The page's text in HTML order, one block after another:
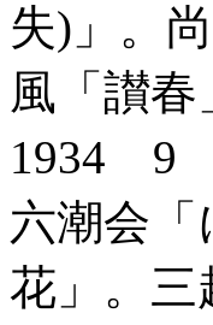
失)」。
風「讃
1934 9
六潮会
花」。三